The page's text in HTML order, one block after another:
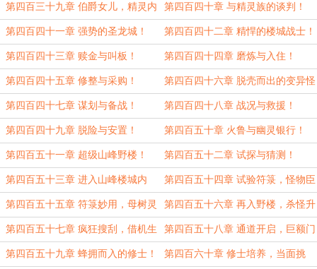
士！
第四百三十九章 伯爵女儿，精灵内
乱！
第四百四十章 与精灵族的谈判！
第四百四十一章 强势的圣龙城！ 第四百四十二章 精悍的楼城战士！
第四百四十三章 赎金与叫板！ 第四百四十四章 磨炼与入住！
第四百四十五章 修整与采购！ 第四百四十六章 脱壳而出的变异怪
物！
第四百四十七章 谋划与备战！ 第四百四十八章 战况与救援！
第四百四十九章 脱险与安置！ 第四百五十章 火鲁与幽灵银行！
第四百五十一章 超级山峰野楼！ 第四百五十二章 试探与猜测！
第四百五十三章 进入山峰楼城内
部！
第四百五十四章 试验符箓，怪物臣
服！
第四百五十五章 符箓妙用，母树灵
叶！
第四百五十六章 再入野楼，杀怪升
级！
第四百五十七章 疯狂搜刮，借机生
财！
第四百五十八章 通道开启，巨额门
票！
第四百五十九章 蜂拥而入的修士！ 第四百六十章 修士培养，当面挑